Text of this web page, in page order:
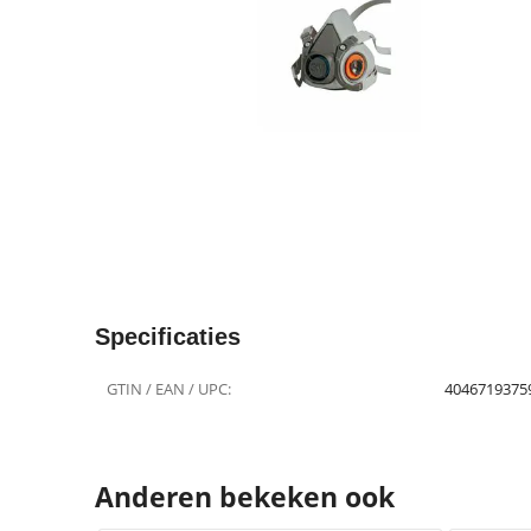
Specificaties
GTIN / EAN / UPC:
Anderen bekeken ook